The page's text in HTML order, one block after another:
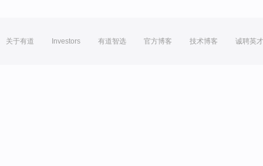
关于有道 Investors 有道智选 官方博客 技术博客 诚聘英才